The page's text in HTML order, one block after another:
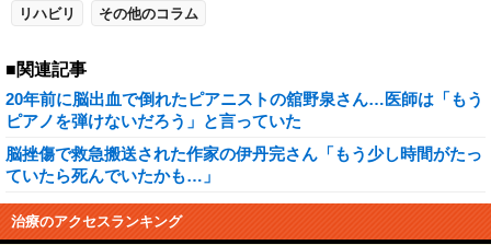
リハビリ その他のコラム
■関連記事
20年前に脳出血で倒れたピアニストの舘野泉さん…医師は「もう
ピアノを弾けないだろう」と言っていた
脳挫傷で救急搬送された作家の伊丹完さん「もう少し時間がたっ
ていたら死んでいたかも…」
治療のアクセスランキング